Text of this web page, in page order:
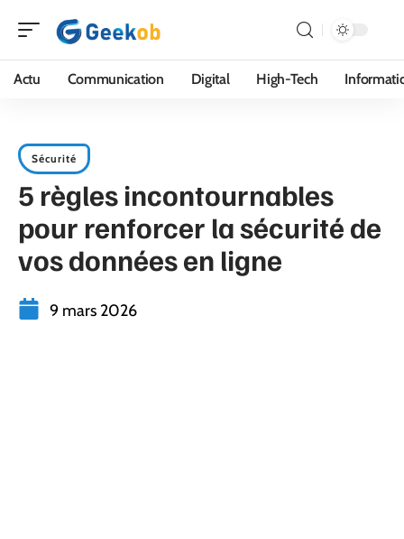
Actu Communication Digital High-Tech
Sécurité
5 règles incontournables
pour renforcer la sécurité de
vos données en ligne
9 mars 2026